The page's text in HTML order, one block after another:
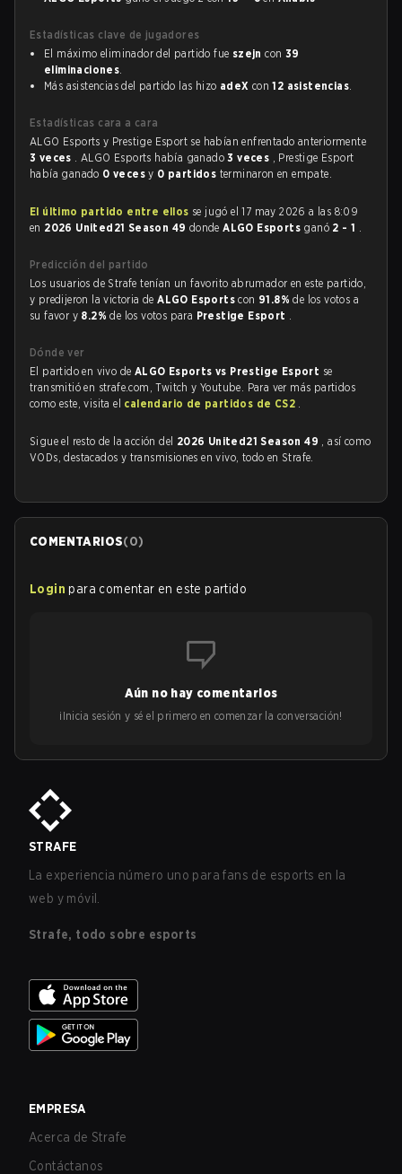
Estadísticas clave de jugadores
El máximo eliminador del partido fue szejn con 39
eliminaciones.
Más asistencias del partido las hizo adeX con12 asistencias.
Estadísticas cara a cara
ALGO Esports y Prestige Esport se habían enfrentado anteriormente
3 veces . ALGO Esports había ganado3 veces , Prestige Esport
había ganado 0 vecesy 0 partidos terminaron en empate.
El último partido entre ellos se jugó el 17 may 2026 a las 8:09
en 2026 United21 Season 49 dondeALGO Esports ganó 2 - 1 .
Predicción del partido
Los usuarios de Strafe tenían un favorito abrumador en este partido,
y predijeron la victoria deALGO Esportscon 91.8%de los votos a
su favor y 8.2%de los votos para Prestige Esport .
Dónde ver
El partido en vivo de ALGO Esports vs Prestige Esport se
transmitió en strafe.com, Twitch y Youtube. Para ver más partidos
como este, visita el calendario de partidos de CS2 .
Sigue el resto de la acción del 2026 United21 Season 49 , así como
VODs, destacados y transmisiones en vivo, todo en Strafe.
COMENTARIOS(0)
Login para comentar en este partido
Aún no hay comentarios
¡Inicia sesión y sé el primero en comenzar la conversación!
STRAFE
La experiencia número uno para fans de esports en la
web y móvil.
Strafe, todo sobre esports
EMPRESA
Acerca de Strafe
Contáctanos